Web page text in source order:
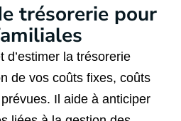
trésorerie pour
d’estimer la trésorerie
de vos coûts fixes, coûts
Il aide à anticiper